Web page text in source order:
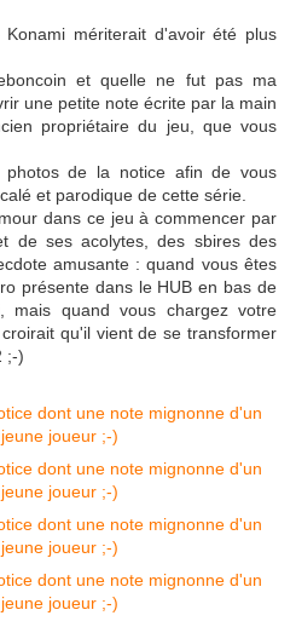
mériterait d'avoir été plus
et quelle ne fut pas ma
une petite note écrite par la main
propriétaire du jeu, que vous
photos de la notice afin de vous
et parodique de cette série.
dans ce jeu à commencer par
de ses acolytes, des sbires des
amusante : quand vous êtes
présente dans le HUB en bas de
mais quand vous chargez votre
qu'il vient de se transformer
;-)